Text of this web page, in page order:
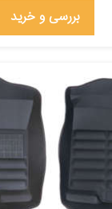
بررسی و خرید